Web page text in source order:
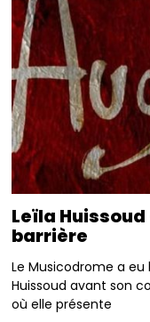
Leïla
barrière
Le Musicodrome a
Huissoud avant son
où elle présente